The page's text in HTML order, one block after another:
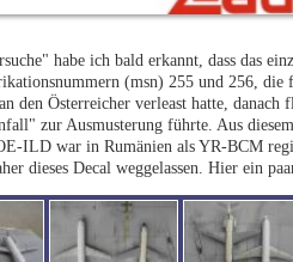
habe ich bald erkannt, dass das
(msn) 255 und 256,
den Österreicher verleast hatte,
zur Ausmusterung führte. Aus
ILD war in Rumänien als YR-BCM
dieses Decal weggelassen. Hier ein